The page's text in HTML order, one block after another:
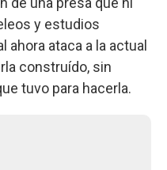
y estudios
ataca a la actual
construído, sin
tuvo para hacerla.